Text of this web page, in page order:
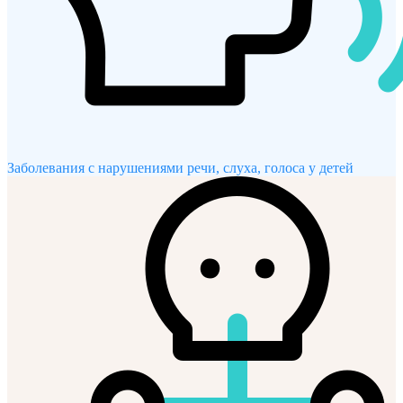
Заболевания с нарушениями речи, слуха, голоса у детей